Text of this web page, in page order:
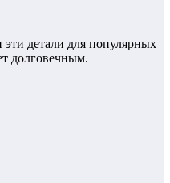
детали для популярных
долговечным.